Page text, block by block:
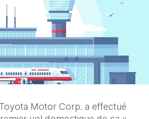
Motor Corp. a effectué